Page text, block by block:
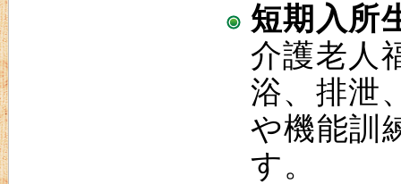
短期入所
介護老人
浴、排泄
や機能訓
す。